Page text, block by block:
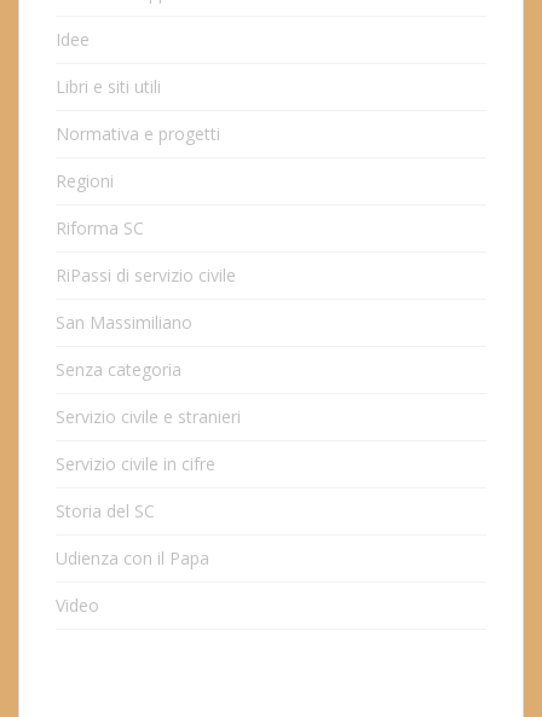
Idee
Libri e siti utili
Normativa e progetti
Regioni
Riforma SC
RiPassi di servizio civile
San Massimiliano
Senza categoria
Servizio civile e stranieri
Servizio civile in cifre
Storia del SC
Udienza con il Papa
Video